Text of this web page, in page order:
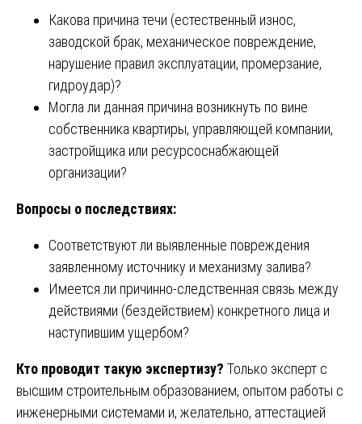
Какова причина течи (естественный износ,
заводской брак, механическое повреждение,
нарушение правил эксплуатации, промерзание,
гидроудар)?
Могла ли данная причина возникнуть по вине
собственника квартиры, управляющей компании,
застройщика или ресурсоснабжающей
организации?
Вопросы о последствиях:
Соответствуют ли выявленные повреждения
заявленному источнику и механизму залива?
Имеется ли причинно-следственная связь между
действиями (бездействием) конкретного лица и
наступившим ущербом?
Кто проводит такую экспертизу? Только эксперт с
высшим строительным образованием, опытом работы с
инженерными системами и, желательно, аттестацией